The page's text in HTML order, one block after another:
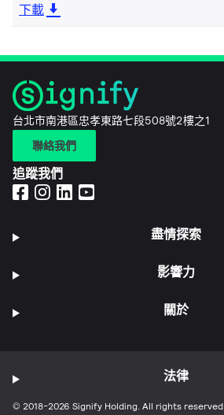
下載
台北市南港區忠孝東路七段508號2樓之1
聯絡我們
追蹤我們
盡情探索
影響力
關於
© 2018-2026 Signify Holding. All rights reserved.
法律